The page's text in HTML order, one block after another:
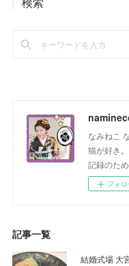
なみねこ
猫が好き
記録のた
フォロ
記事一覧
結婚式場 大